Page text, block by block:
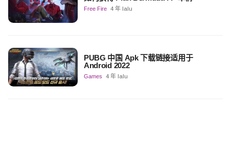
Free Fire 4 年 lalu
PUBG 中国 Apk 下载链接适用于
Android 2022
Games 4 年 lalu